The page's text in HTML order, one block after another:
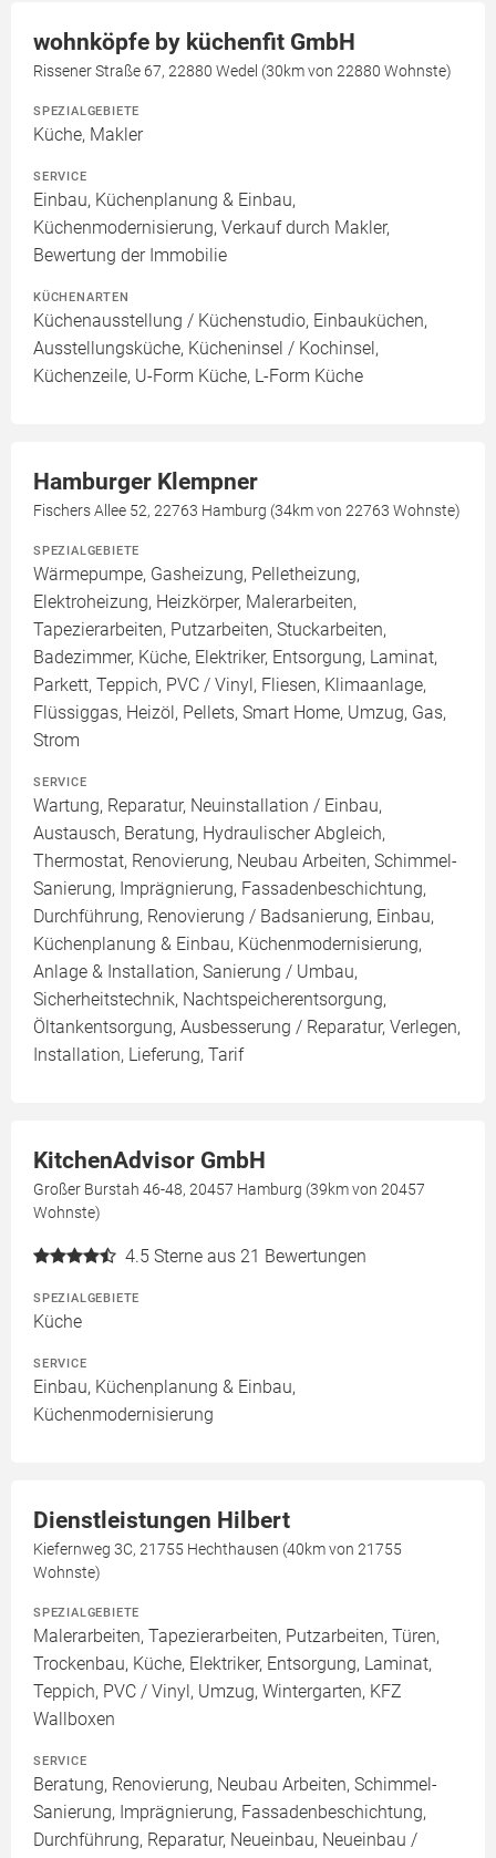
wohnköpfe by küchenfit GmbH
Rissener Straße 67, 22880 Wedel (30km von 22880 Wohnste)
SPEZIALGEBIETE
Küche, Makler
SERVICE
Einbau, Küchenplanung & Einbau,
Küchenmodernisierung, Verkauf durch Makler,
Bewertung der Immobilie
KÜCHENARTEN
Küchenausstellung / Küchenstudio, Einbauküchen,
Ausstellungsküche, Kücheninsel / Kochinsel,
Küchenzeile, U-Form Küche, L-Form Küche
Hamburger Klempner
Fischers Allee 52, 22763 Hamburg (34km von 22763 Wohnste)
SPEZIALGEBIETE
Wärmepumpe, Gasheizung, Pelletheizung,
Elektroheizung, Heizkörper, Malerarbeiten,
Tapezierarbeiten, Putzarbeiten, Stuckarbeiten,
Badezimmer, Küche, Elektriker, Entsorgung, Laminat,
Parkett, Teppich, PVC / Vinyl, Fliesen, Klimaanlage,
Flüssiggas, Heizöl, Pellets, Smart Home, Umzug, Gas,
Strom
SERVICE
Wartung, Reparatur, Neuinstallation / Einbau,
Austausch, Beratung, Hydraulischer Abgleich,
Thermostat, Renovierung, Neubau Arbeiten, Schimmel-
Sanierung, Imprägnierung, Fassadenbeschichtung,
Durchführung, Renovierung / Badsanierung, Einbau,
Küchenplanung & Einbau, Küchenmodernisierung,
Anlage & Installation, Sanierung / Umbau,
Sicherheitstechnik, Nachtspeicherentsorgung,
Öltankentsorgung, Ausbesserung / Reparatur, Verlegen,
Installation, Lieferung, Tarif
KitchenAdvisor GmbH
Großer Burstah 46-48, 20457 Hamburg (39km von 20457
Wohnste)
4.5 Sterne aus 21 Bewertungen
SPEZIALGEBIETE
Küche
SERVICE
Einbau, Küchenplanung & Einbau,
Küchenmodernisierung
Dienstleistungen Hilbert
Kiefernweg 3C, 21755 Hechthausen (40km von 21755
Wohnste)
SPEZIALGEBIETE
Malerarbeiten, Tapezierarbeiten, Putzarbeiten, Türen,
Trockenbau, Küche, Elektriker, Entsorgung, Laminat,
Teppich, PVC / Vinyl, Umzug, Wintergarten, KFZ
Wallboxen
SERVICE
Beratung, Renovierung, Neubau Arbeiten, Schimmel-
Sanierung, Imprägnierung, Fassadenbeschichtung,
Durchführung, Reparatur, Neueinbau, Neueinbau /